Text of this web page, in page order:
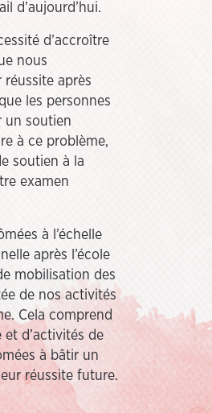
d’aujourd’hui.
d’accroître
nous
après
les personnes
un soutien
à ce problème,
soutien à la
examen
à l’échelle
après l’école
mobilisation des
de nos activités
Cela comprend
et d’activités de
à bâtir un
réussite future.